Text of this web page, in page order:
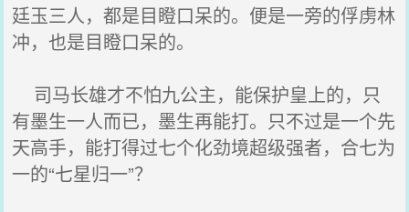
廷玉三人，都是目瞪口呆的。便是一旁的俘虏林
冲，也是目瞪口呆的。
司马长雄才不怕九公主，能保护皇上的，只
有墨生一人而已，墨生再能打。只不过是一个先
天高手，能打得过七个化劲境超级强者，合七为
一的“七星归一”？